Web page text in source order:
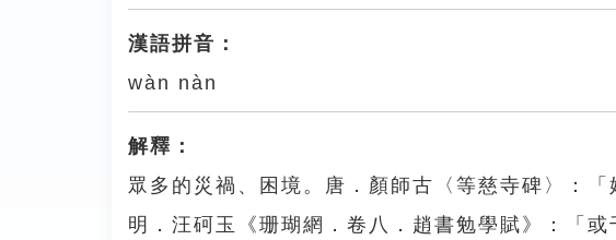
漢語拼音：
wàn nàn
解釋：
眾多的災禍、困境。唐．顏師古〈等慈寺碑〉：
明．汪砢玉《珊瑚網．卷八．趙書勉學賦》：「